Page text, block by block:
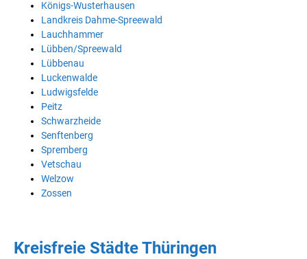
Königs-Wusterhausen
Landkreis Dahme-Spreewald
Lauchhammer
Lübben/Spreewald
Lübbenau
Luckenwalde
Ludwigsfelde
Peitz
Schwarzheide
Senftenberg
Spremberg
Vetschau
Welzow
Zossen
Kreisfreie Städte Thüringen